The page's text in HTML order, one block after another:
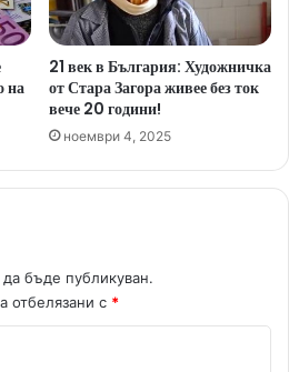
на
21 век в България: Художничка
от Стара Загора живее без ток
вече 20 години!
ноември 4, 2025
бъде публикуван.
отбелязани с *